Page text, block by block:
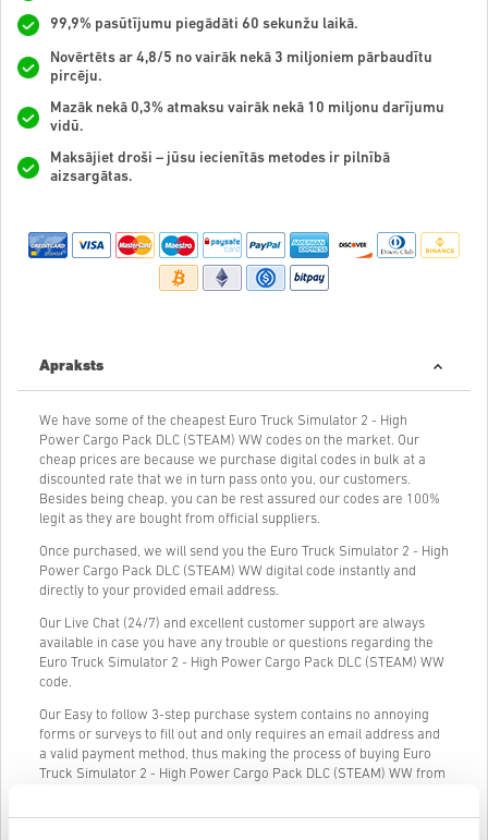
99,9% pasūtījumu piegādāti 60 sekunžu laikā.
Novērtēts ar 4,8/5 no vairāk nekā 3 miljoniem pārbaudītu
pircēju.
Mazāk nekā 0,3% atmaksu vairāk nekā 10 miljonu darījumu
vidū.
Maksājiet droši – jūsu iecienītās metodes ir pilnībā
aizsargātas.
Apraksts
We have some of the cheapest Euro Truck Simulator 2 - High
Power Cargo Pack DLC (STEAM) WW codes on the market. Our
cheap prices are because we purchase digital codes in bulk at a
discounted rate that we in turn pass onto you, our customers.
Besides being cheap, you can be rest assured our codes are 100%
legit as they are bought from official suppliers.
Once purchased, we will send you the Euro Truck Simulator 2 - High
Power Cargo Pack DLC (STEAM) WW digital code instantly and
directly to your provided email address.
Our Live Chat (24/7) and excellent customer support are always
available in case you have any trouble or questions regarding the
Euro Truck Simulator 2 - High Power Cargo Pack DLC (STEAM) WW
code.
Our Easy to follow 3-step purchase system contains no annoying
forms or surveys to fill out and only requires an email address and
a valid payment method, thus making the process of buying Euro
Truck Simulator 2 - High Power Cargo Pack DLC (STEAM) WW from